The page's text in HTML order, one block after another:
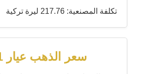
تكلفة المصنعية: 217.76 ليرة تركية
سعر الذهب عيار 21